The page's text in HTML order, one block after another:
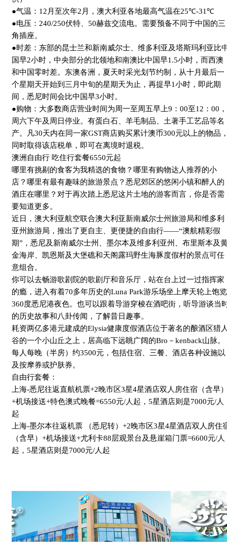
●气温： 12 月至次年2 月，澳大利亚各地最高气温在25℃-31℃
●电压： 240/250伏特、 50赫兹交流电。需要预备不同于中国的三
角插座。
●时差：东部的昆士兰和新南威尔士、维多利亚及塔斯玛利亚比
国早2小时，中央部分的北领地和南澳比中国早1.5小时，而西澳
和中国零时差。东澳各洲，夏天时采光划节约制，从十月最后一
个星期天开始到三月中旬的星期天为止，再提早1小时，即此期
间，悉尼时间会比中国早3小时。
●购物：大多数商店营业时间为周一至周五早上9 ： 00至12 ： 00 ，
周六下午及周日停业。有蛋白石、羊毛制品、土著手工艺品等名
产。凡30天内在同一家GST商店购买累计澳币300元以上的物品
同时取得该店税单，即可在离境时退税。
澳洲自由行 吃住行套餐6550元起
哪里有挑剔的食客为我精选的食物？哪里有购物达人推荐的小
店？哪里有最有趣味的旅游景点？悉尼郊区的悠闲小镇和醉人的
酒庄在哪里？对于再次踏上悉尼这片土地的游客而言，你是否需
要知道更多。
近日，澳大利亚航空联合澳大利亚新南威尔士州旅游局和维多利
亚州旅游局，推出了更自主、更便捷的自由行——“澳航精彩假
期”，悉尼及新南威尔士州、墨尔本及维多利亚州、布里斯本及
金海岸、凯恩斯及大堡礁和天阁露玛野生海豚度假村的景点可任
意组合。
你可以去畅游歌剧院的歌剧厅和音乐厅，站在台上过一过指挥家
的瘾，进入有着70多年历史的Luna Park游乐场坐上摩天轮上饱览
360度悉尼港夜色。也可以跟着导游穿梭在酒吧街，听导游谈当
的历史故事和八卦传闻，了解昔日趣事。
耗资两亿多港元建成的Elysia健康度假酒店位于著名的酿酒区猎
谷的一个小山丘之上，居高临下远眺广阔的Bro － kenback山脉。
每人每晚（半房）约3500元，包括住宿、三餐、酒店各种设施以
及按摩券或护肤券。
自由行套餐：
上海-悉尼往返直航机票+2晚市区3星4星酒店双人房住宿（含早
+机场接送+特色澳式晚餐=6550元/人起， 5星酒店则是7000元/人
起
上海-墨尔本往返机票 （悉尼转） +2晚市区3星4星酒店双人房住
（含早） +机场接送+尤利卡88层观景台及悬崖箱门票=6600元/人
起， 5星酒店则是7000元/人起